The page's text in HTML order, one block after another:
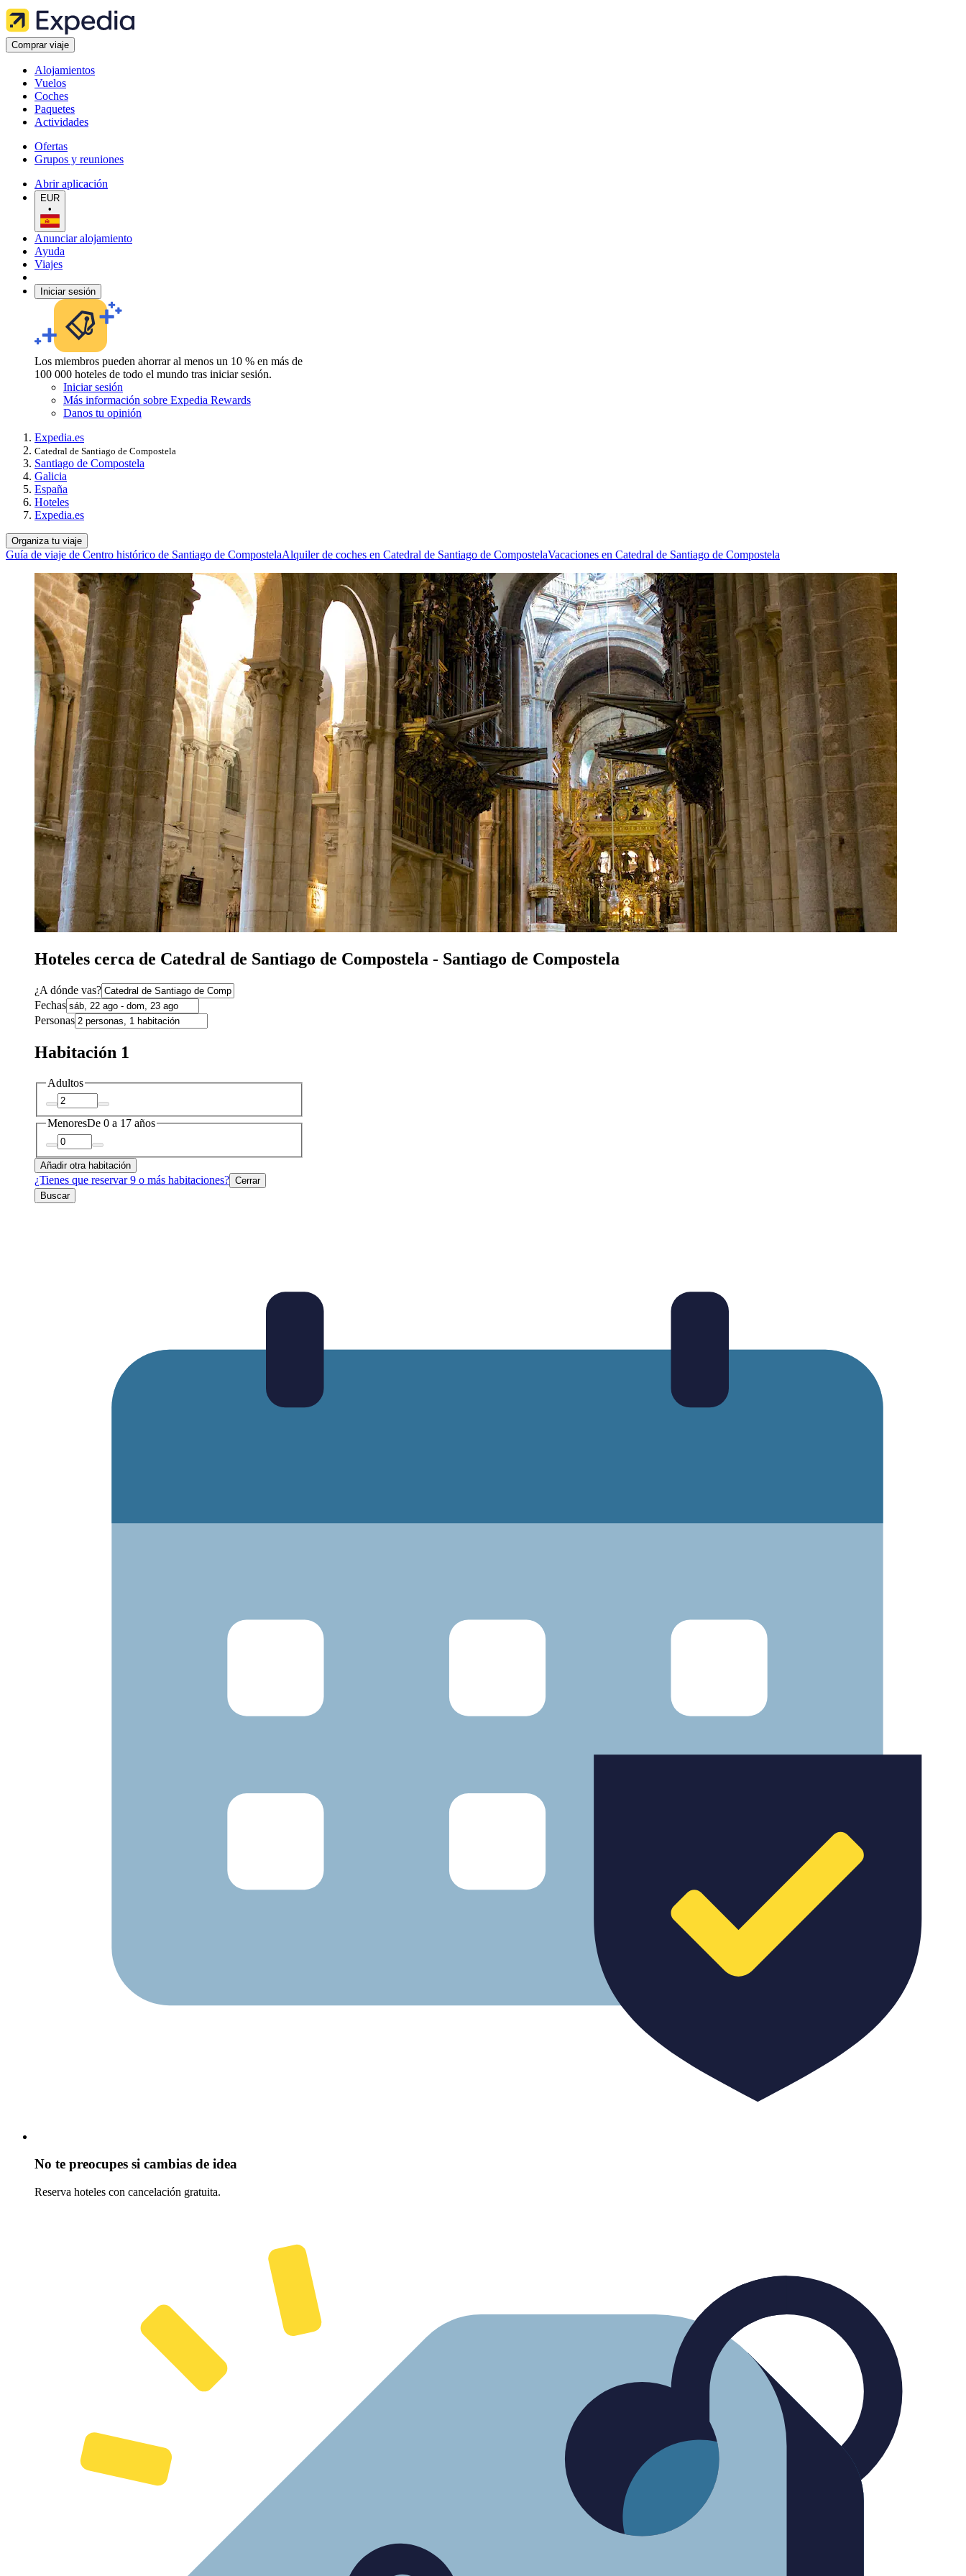
Comprar viaje
Alojamientos
Vuelos
Coches
Paquetes
Actividades
Ofertas
Grupos y reuniones
Abrir aplicación
EUR
•
Anunciar alojamiento
Ayuda
Viajes
Iniciar sesión
Los miembros pueden ahorrar al menos un 10 % en más de
100 000 hoteles de todo el mundo tras iniciar sesión.
Iniciar sesión
Más información sobre Expedia Rewards
Danos tu opinión
Expedia.es
Catedral de Santiago de Compostela
Santiago de Compostela
Galicia
España
Hoteles
Expedia.es
Organiza tu viaje
Guía de viaje de Centro histórico de Santiago de CompostelaAlquiler de coches en Catedral de Santiago de CompostelaVacaciones en Catedral de Santiago de Compostela
Hoteles cerca de Catedral de Santiago de Compostela - Santiago de Compostela
¿A dónde vas?
Fechas
Personas
Habitación 1
Adultos
MenoresDe 0 a 17 años
Añadir otra habitación
¿Tienes que reservar 9 o más habitaciones? Cerrar
Buscar
No te preocupes si cambias de idea
Reserva hoteles con cancelación gratuita.